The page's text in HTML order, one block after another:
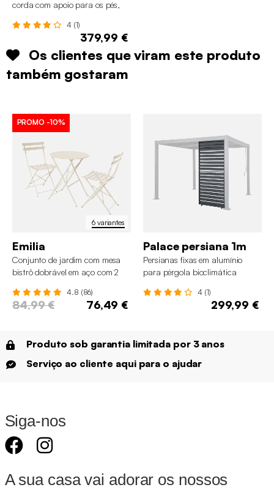
corda com apoio para os pés,
4 (1)
379,99 €
Os clientes que viram este produto
também gostaram
6 variantes
PROMO -10%
Emilia
Conjunto de jardim com mesa
bistrô dobrável em aço com 2
4.8 (86)
84,99 € 76,49 €
Palace persiana 1m
Persianas fixas em alumínio
para pérgola bioclimática
4 (1)
299,99 €
Produto sob garantia limitada por 3 anos
Serviço ao cliente aqui para o ajudar
Siga-nos
A sua casa vai adorar os nossos